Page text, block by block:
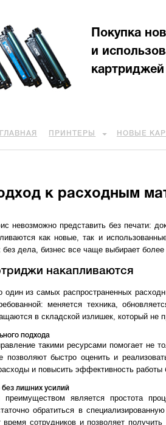
Покупка
и
картриджей
ГЛАВНАЯ ПРИНТЕРЫ НОВЫЕ
к расходным
невозможно представить без печати:
как новые, так и
без дела, бизнес все чаще выбирает
накапливаются
из самых распространенных
меняется техника,
в складской излишек, который не
подхода
такими ресурсами помогает не
позволяют быстро оценить и
и повысить эффективность работы
лишних усилий
преимуществом является простота
обратиться в
время сотрудников и позволяет